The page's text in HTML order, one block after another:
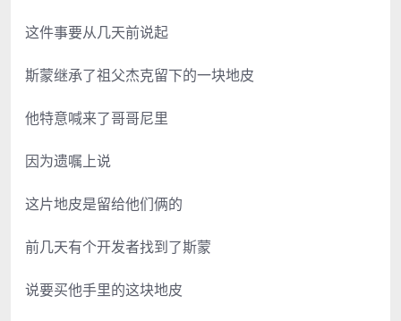
这件事要从几天前说起
斯蒙继承了祖父杰克留下的一块地皮
他特意喊来了哥哥尼里
因为遗嘱上说
这片地皮是留给他们俩的
前几天有个开发者找到了斯蒙
说要买他手里的这块地皮